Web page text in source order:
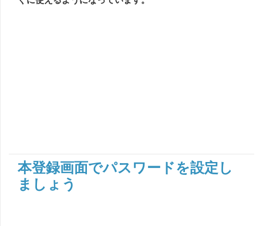
本登録画面でパスワードを設定し
ましょう